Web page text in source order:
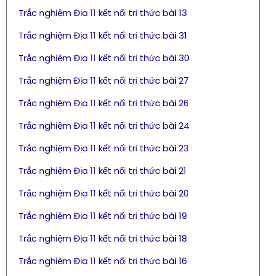
Trắc nghiệm Địa 11 kết nối tri thức bài 13
Trắc nghiệm Địa 11 kết nối tri thức bài 31
Trắc nghiệm Địa 11 kết nối tri thức bài 30
Trắc nghiệm Địa 11 kết nối tri thức bài 27
Trắc nghiệm Địa 11 kết nối tri thức bài 26
Trắc nghiệm Địa 11 kết nối tri thức bài 24
Trắc nghiệm Địa 11 kết nối tri thức bài 23
Trắc nghiệm Địa 11 kết nối tri thức bài 21
Trắc nghiệm Địa 11 kết nối tri thức bài 20
Trắc nghiệm Địa 11 kết nối tri thức bài 19
Trắc nghiệm Địa 11 kết nối tri thức bài 18
Trắc nghiệm Địa 11 kết nối tri thức bài 16